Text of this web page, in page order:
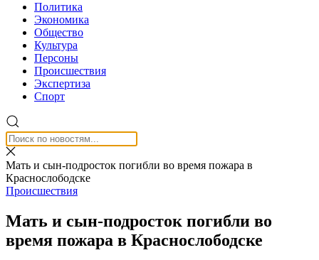
Политика
Экономика
Общество
Культура
Персоны
Происшествия
Экспертиза
Спорт
Мать и сын-подросток погибли во время пожара в
Краснослободске
Происшествия
Мать и сын-подросток погибли во
время пожара в Краснослободске